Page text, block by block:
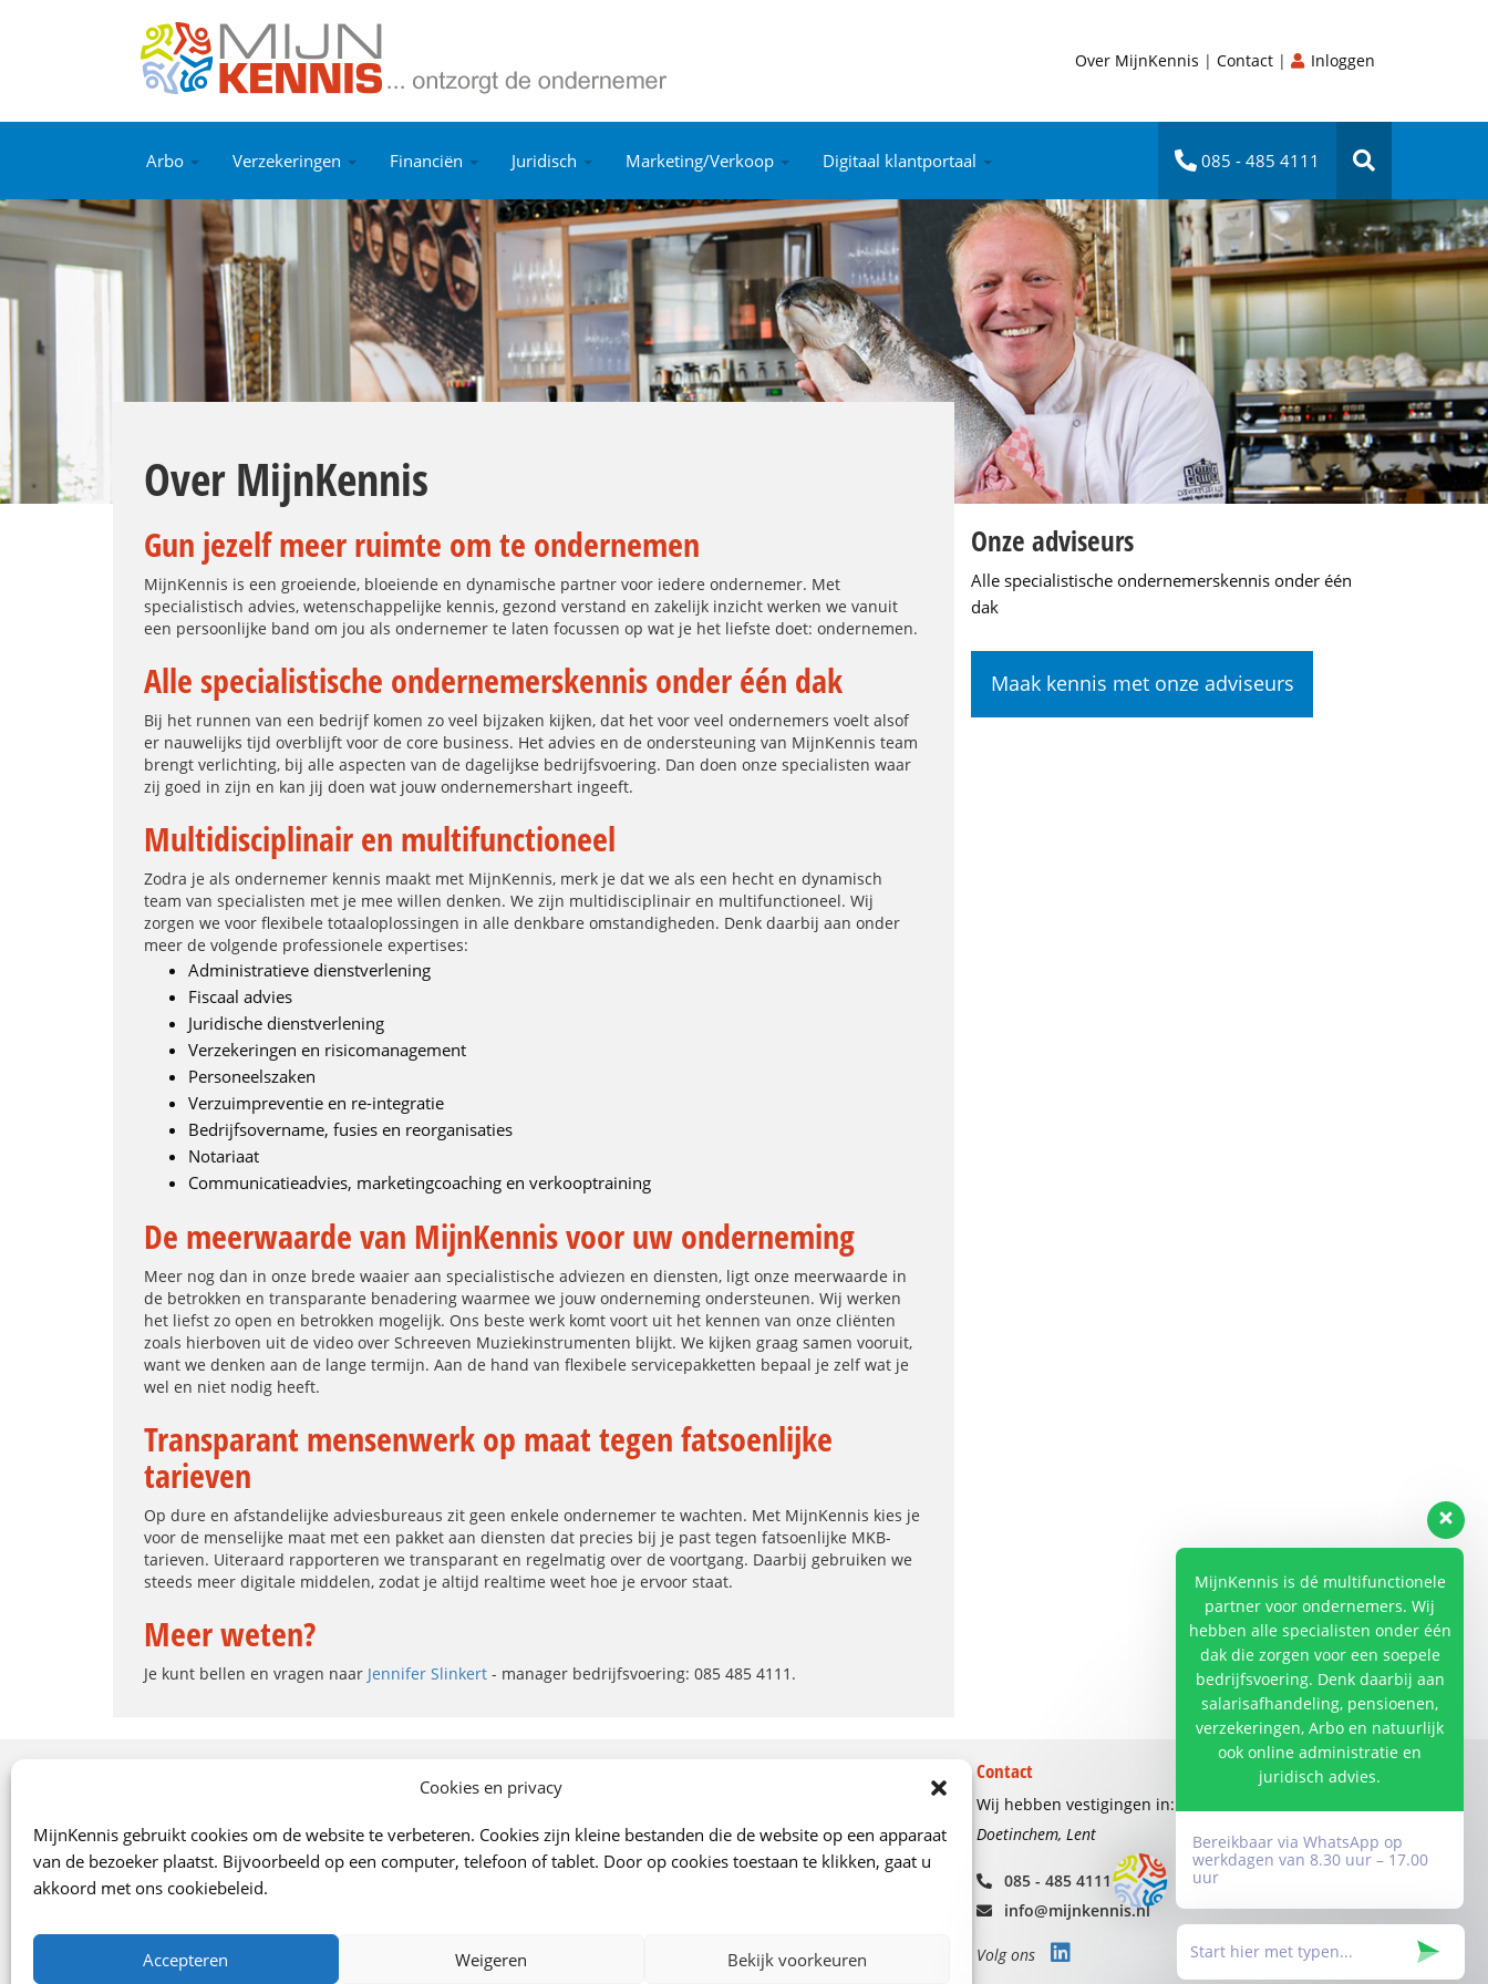
Cookies en privacy
MijnKennis gebruikt cookies om de website te verbeteren. Cookies zijn kleine bestanden die de website op een apparaat
van de bezoeker plaatst. Bijvoorbeeld op een computer, telefoon of tablet. Door op cookies toestaan te klikken, gaat u
akkoord met ons cookiebeleid.
Accepteren Weigeren Bekijk voorkeuren
Over MijnKennis | Contact | Inloggen
Arbo Verzekeringen Financiën Juridisch Marketing/Verkoop Digitaal klantportaal 085 - 485 4111
Over MijnKennis
Gun jezelf meer ruimte om te ondernemen
MijnKennis is een groeiende, bloeiende en dynamische partner voor iedere ondernemer. Met
specialistisch advies, wetenschappelijke kennis, gezond verstand en zakelijk inzicht werken we vanuit
een persoonlijke band om jou als ondernemer te laten focussen op wat je het liefste doet: ondernemen.
Alle specialistische ondernemerskennis onder één dak
Bij het runnen van een bedrijf komen zo veel bijzaken kijken, dat het voor veel ondernemers voelt alsof
er nauwelijks tijd overblijft voor de core business. Het advies en de ondersteuning van MijnKennis team
brengt verlichting, bij alle aspecten van de dagelijkse bedrijfsvoering. Dan doen onze specialisten waar
zij goed in zijn en kan jij doen wat jouw ondernemershart ingeeft.
Multidisciplinair en multifunctioneel
Zodra je als ondernemer kennis maakt met MijnKennis, merk je dat we als een hecht en dynamisch
team van specialisten met je mee willen denken. We zijn multidisciplinair en multifunctioneel. Wij
zorgen we voor flexibele totaaloplossingen in alle denkbare omstandigheden. Denk daarbij aan onder
meer de volgende professionele expertises:
Administratieve dienstverlening
Fiscaal advies
Juridische dienstverlening
Verzekeringen en risicomanagement
Personeelszaken
Verzuimpreventie en re-integratie
Bedrijfsovername, fusies en reorganisaties
Notariaat
Communicatieadvies, marketingcoaching en verkooptraining
De meerwaarde van MijnKennis voor uw onderneming
Meer nog dan in onze brede waaier aan specialistische adviezen en diensten, ligt onze meerwaarde in
de betrokken en transparante benadering waarmee we jouw onderneming ondersteunen. Wij werken
het liefst zo open en betrokken mogelijk. Ons beste werk komt voort uit het kennen van onze cliënten
zoals hierboven uit de video over Schreeven Muziekinstrumenten blijkt. We kijken graag samen vooruit,
want we denken aan de lange termijn. Aan de hand van flexibele servicepakketten bepaal je zelf wat je
wel en niet nodig heeft.
Transparant mensenwerk op maat tegen fatsoenlijke
tarieven
Op dure en afstandelijke adviesbureaus zit geen enkele ondernemer te wachten. Met MijnKennis kies je
voor de menselijke maat met een pakket aan diensten dat precies bij je past tegen fatsoenlijke MKB-
tarieven. Uiteraard rapporteren we transparant en regelmatig over de voortgang. Daarbij gebruiken we
steeds meer digitale middelen, zodat je altijd realtime weet hoe je ervoor staat.
Meer weten?
Je kunt bellen en vragen naar Jennifer Slinkert - manager bedrijfsvoering: 085 485 4111.
Onze adviseurs
Alle specialistische ondernemerskennis onder één
dak
Maak kennis met onze adviseurs
Verzekeringen
Financiën
Juridisch
Marketing/Verkoop
Digitaal klantportaal
Kenniscentrum
Onze adviseurs
Contact
Wij hebben vestigingen in:
Doetinchem, Lent
085 - 485 4111
info@mijnkennis.nl
Volg ons
MijnKennis is dé multifunctionele
partner voor ondernemers. Wij
hebben alle specialisten onder één
dak die zorgen voor een soepele
bedrijfsvoering. Denk daarbij aan
salarisafhandeling, pensioenen,
verzekeringen, Arbo en natuurlijk
ook online administratie en
juridisch advies.
Bereikbaar via WhatsApp op
werkdagen van 8.30 uur – 17.00
uur